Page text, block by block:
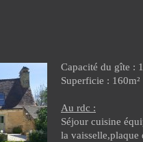
Capacité du gîte :
Superficie : 160m²
Au rdc :
Séjour cuisine
la vaisselle,plaque